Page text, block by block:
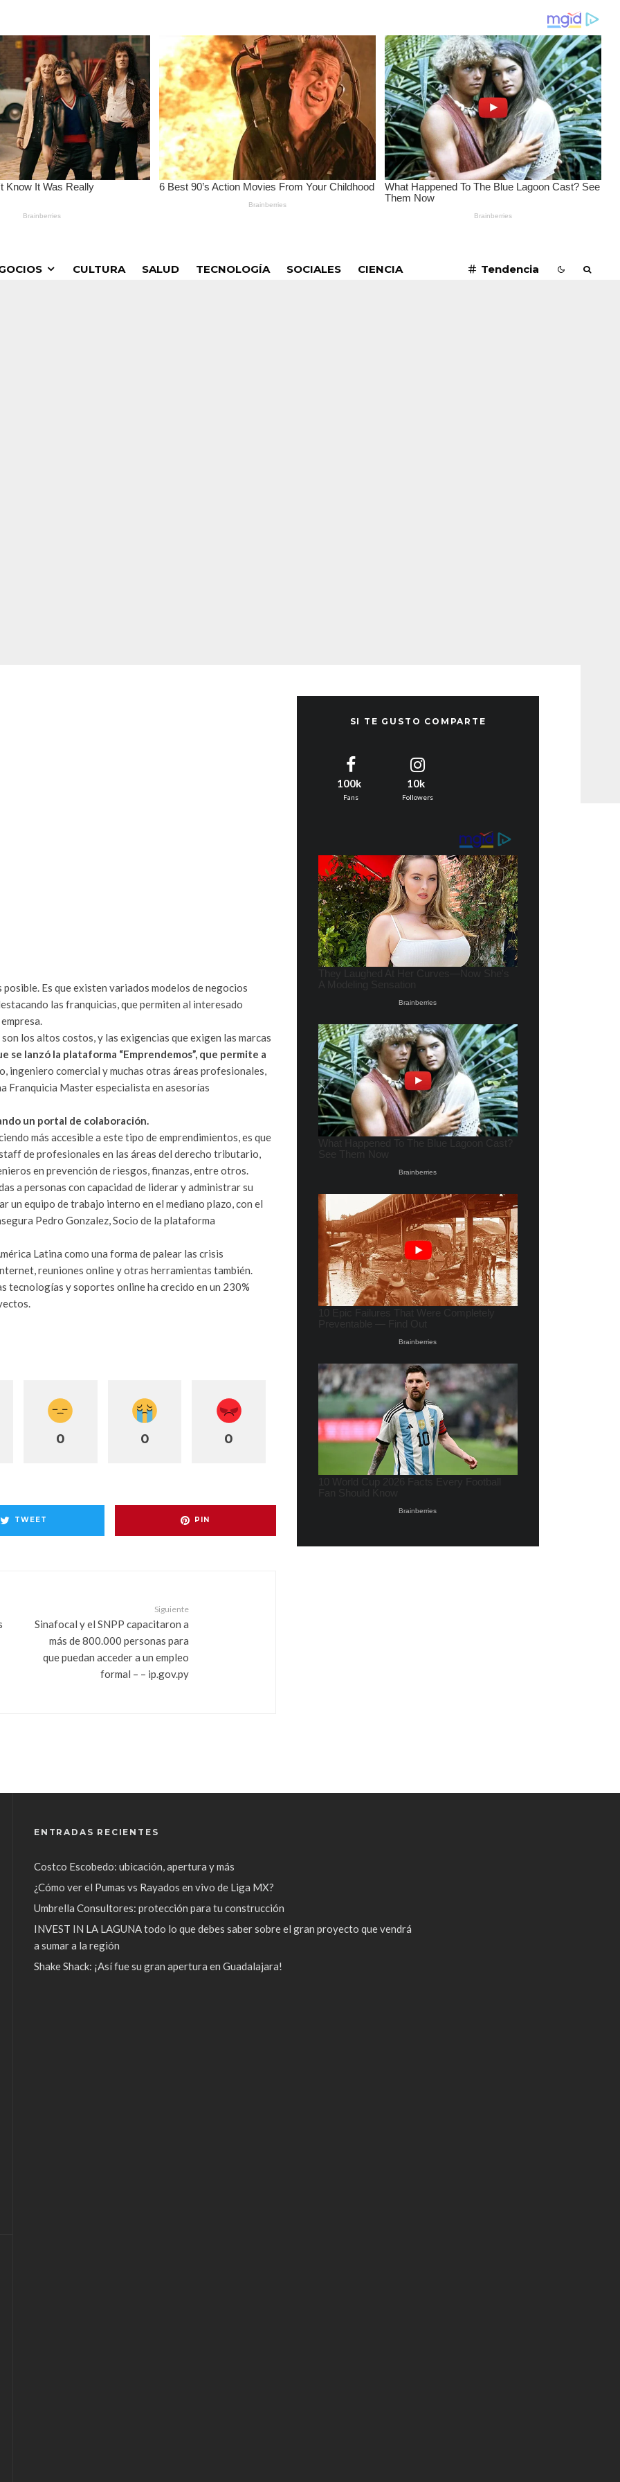
CULTURA SALUD TECNOLOGÍA SOCIALES CIENCIA Tendencia
Es que existen variados modelos de negocios
las franquicias, que permiten al interesado
los altos costos, y las exigencias que exigen las marcas
se lanzó la plataforma “Emprendemos”, que permite a
ingeniero comercial y muchas otras áreas profesionales,
Franquicia Master especialista en asesorías
un portal de colaboración.
más accesible a este tipo de emprendimientos, es que
de profesionales en las áreas del derecho tributario,
en prevención de riesgos, finanzas, entre otros.
a personas con capacidad de liderar y administrar su
un equipo de trabajo interno en el mediano plazo, con el
Pedro Gonzalez, Socio de la plataforma
Latina como una forma de palear las crisis
reuniones online y otras herramientas también.
tecnologías y soportes online ha crecido en un 230%
0 0 0
TWEET PIN
Siguiente
Sinafocal y el SNPP capacitaron a
más de 800.000 personas para
que puedan acceder a un empleo
formal – – ip.gov.py
SI TE GUSTO COMPARTE
100k
Fans
10k
Followers
ENTRADAS RECIENTES
Costco Escobedo: ubicación, apertura y más
¿Cómo ver el Pumas vs Rayados en vivo de Liga MX?
Umbrella Consultores: protección para tu construcción
INVEST IN LA LAGUNA todo lo que debes saber sobre el gran proyecto que vendrá
a sumar a la región
Shake Shack: ¡Así fue su gran apertura en Guadalajara!